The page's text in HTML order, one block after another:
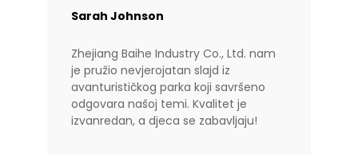
Sarah Johnson
Zhejiang Baihe Industry Co., Ltd. nam
je pružio nevjerojatan slajd iz
avanturističkog parka koji savršeno
odgovara našoj temi. Kvalitet je
izvanredan, a djeca se zabavljaju!